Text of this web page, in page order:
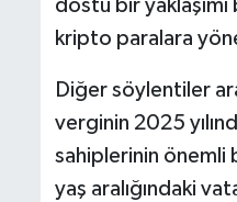
dostu bir
kripto paralara
Diğer söylentiler
verginin 2025
sahiplerinin önemli
yaş aralığındaki